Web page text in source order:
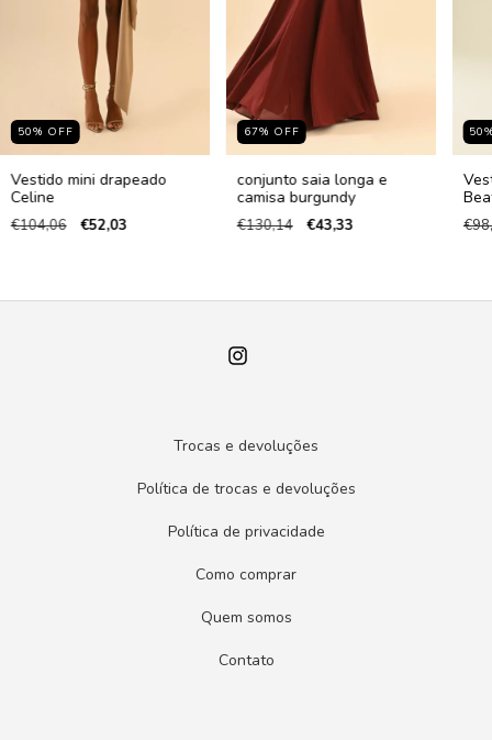
50% OFF
Vestido mini drapeado
Celine
€104,06 €52,03
67% OFF
conjunto saia longa e
camisa burgundy
€130,14 €43,33
50
Trocas e devoluções
Política de trocas e devoluções
Política de privacidade
Como comprar
Quem somos
Contato